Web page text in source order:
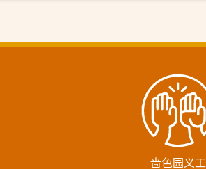
啬色园义工